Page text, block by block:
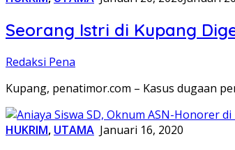
Seorang Istri di Kupang
Redaksi Pena
Kupang, penatimor.com – Kasus dugaan
HUKRIM, UTAMA Januari 16, 2020